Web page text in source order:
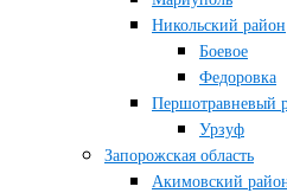
Никольский район
Боевое
Федоровка
Першотравневый
Урзуф
Запорожская область
Акимовский